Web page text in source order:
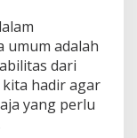
umum adalah
dari
hadir agar
yang perlu